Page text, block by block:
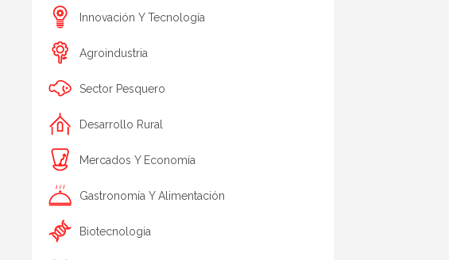
Innovación Y Tecnología
Agroindustria
Sector Pesquero
Desarrollo Rural
Mercados Y Economía
Gastronomía Y Alimentación
Biotecnologia